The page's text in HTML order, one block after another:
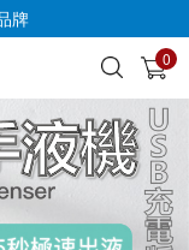
牌
0
查看